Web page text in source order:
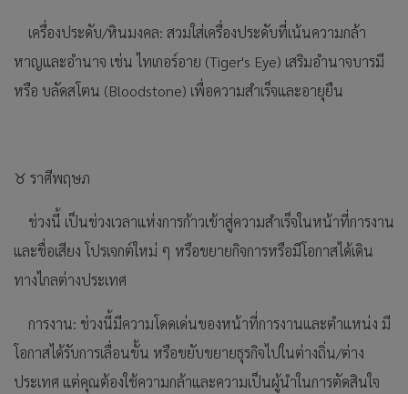
เครื่องประดับ/หินมงคล: สวมใส่เครื่องประดับที่เน้นความกล้า
หาญและอำนาจ เช่น ไทเกอร์อาย (Tiger's Eye) เสริมอำนาจบารมี
หรือ บลัดสโตน (Bloodstone) เพื่อความสำเร็จและอายุยืน
♉ ราศีพฤษภ
ช่วงนี้ เป็นช่วงเวลาแห่งการก้าวเข้าสู่ความสำเร็จในหน้าที่การงาน
และชื่อเสียง โปรเจกต์ใหม่ ๆ หรือขยายกิจการหรือมีโอกาสได้เดิน
ทางไกลต่างประเทศ
การงาน: ช่วงนี้มีความโดดเด่นของหน้าที่การงานและตำแหน่ง มี
โอกาสได้รับการเลื่อนขั้น หรือขยับขยายธุรกิจไปในต่างถิ่น/ต่าง
ประเทศ แต่คุณต้องใช้ความกล้าและความเป็นผู้นำในการตัดสินใจ